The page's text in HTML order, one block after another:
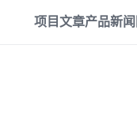
项目文章产品新闻